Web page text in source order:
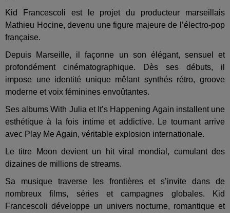
Kid Francescoli est le projet du producteur marseillais
Mathieu Hocine, devenu une figure majeure de l’électro-pop
française.
Depuis Marseille, il façonne un son élégant, sensuel et
profondément cinématographique. Dès ses débuts, il
impose une identité unique mêlant synthés rétro, groove
moderne et voix féminines envoûtantes.
Ses albums With Julia et It’s Happening Again installent une
esthétique à la fois intime et addictive. Le tournant arrive
avec Play Me Again, véritable explosion internationale.
Le titre Moon devient un hit viral mondial, cumulant des
dizaines de millions de streams.
Sa musique traverse les frontières et s’invite dans de
nombreux films, séries et campagnes globales. Kid
Francescoli développe un univers nocturne, romantique et